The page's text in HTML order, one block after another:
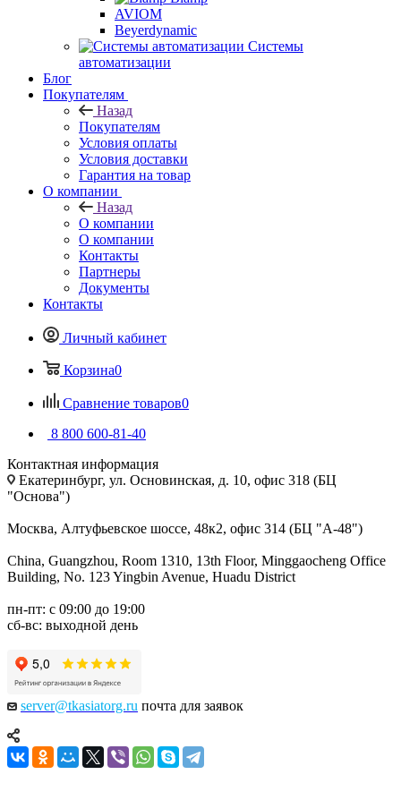
AVIOM
Beyerdynamic
Системы
автоматизации
Блог
Покупателям
Назад
Покупателям
Условия оплаты
Условия доставки
Гарантия на товар
О компании
Назад
О компании
О компании
Контакты
Партнеры
Документы
Контакты
Личный кабинет
Корзина0
Сравнение товаров0
8 800 600-81-40
Контактная информация
Екатеринбург, ул. Основинская, д. 10, офис 318 (БЦ
"Основа")
Москва, Алтуфьевское шоссе, 48к2, офис 314 (БЦ "А-48")
China, Guangzhou, Room 1310, 13th Floor, Minggaocheng Office
Building, No. 123 Yingbin Avenue, Huadu District
пн-пт: с 09:00 до 19:00
сб-вс: выходной день
server@tkasiatorg.ru почта для заявок